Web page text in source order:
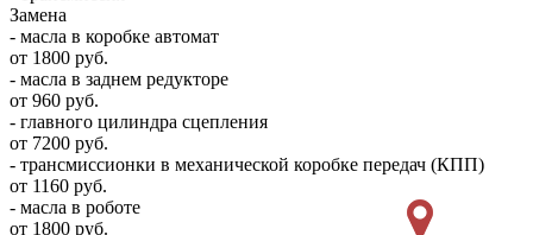
Замена
- масла в коробке автомат
от 1800 руб.
- масла в заднем редукторе
от 960 руб.
- главного цилиндра сцепления
от 7200 руб.
- трансмиссионки в механической коробке передач (КПП)
от 1160 руб.
- масла в роботе
от 1800 руб.